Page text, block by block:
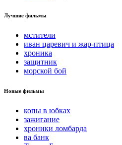
Лучшие фильмы
мстители
иван царевич и жар-птица
хроника
защитник
морской бой
Новые фильмы
копы в юбках
зажигание
хроники ломбарда
ва банк